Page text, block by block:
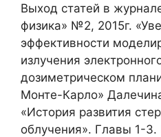
Выход статей в
физика» №2, 2015г.
эффективности
излучения
дозиметрическом
Монте-Карло»
«История развития
облучения». Главы 1-